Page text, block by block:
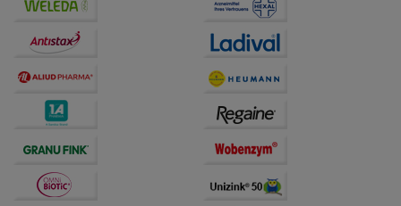
Bitte beachten Sie, dass Daten hierfür teilweise an
übertragen werden.